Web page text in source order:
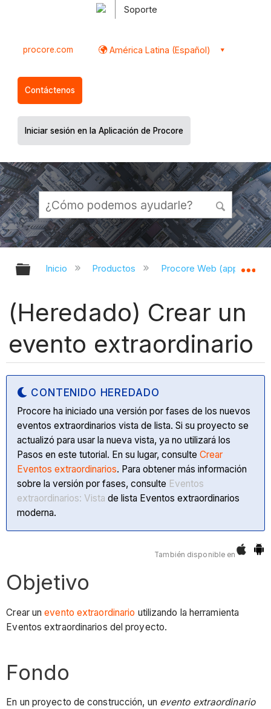
Soporte
procore.com América Latina (Español)
Contáctenos
Iniciar sesión en la Aplicación de Procore
Expandir/contraer jerarquía global
Inicio Productos Procore Web
(Heredado) Crear un
evento extraordinario
CONTENIDO HEREDADO
Procore ha iniciado una versión por fases de los nuevos
eventos extraordinarios vista de lista. Si su proyecto se
actualizó para usar la nueva vista, ya no utilizará los
Pasos en este tutorial. En su lugar, consulteCrear
Eventos extraordinarios. Para obtener más información
sobre la versión por fases, consulte Eventos
extraordinarios: Vista de lista Eventos extraordinarios
moderna.
También disponible en
Objetivo
Crear unevento extraordinario utilizando la herramienta
Eventos extraordinarios del proyecto.
Fondo
En un proyecto de construcción, un evento extraordinario